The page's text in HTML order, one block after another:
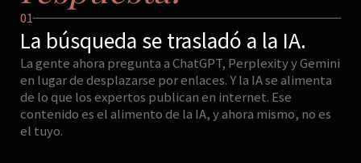
01
La búsqueda se trasladó a la IA.
La gente ahora pregunta a ChatGPT, Perplexity y Gemini
en lugar de desplazarse por enlaces. Y la IA se alimenta
de lo que los expertos publican en internet. Ese
contenido es el alimento de la IA, y ahora mismo, no es
el tuyo.